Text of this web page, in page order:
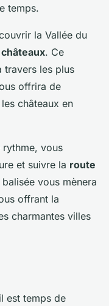
temps.
la Vallée du
. Ce
travers les plus
offrira de
châteaux en
vous
et suivre la route
vous mènera
offrant la
charmantes villes
est temps de